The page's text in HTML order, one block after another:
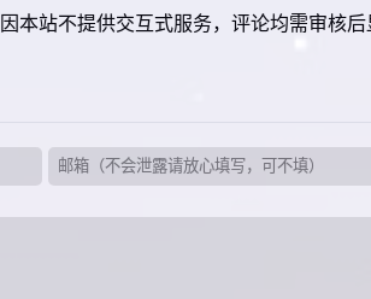
因本站不提供交互式服务，评论均需审核后